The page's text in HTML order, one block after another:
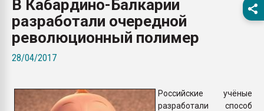
28.07.2026
ситуацией на
Всё, что касается
В Кабардино-Балкарии
разработали очередной
революционный полимер
28/04/2017
Российские учёные
разработали способ